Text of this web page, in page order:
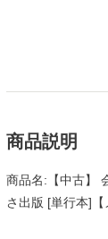
商品説明
商品名:【中古】
さ出版 [単行本]【